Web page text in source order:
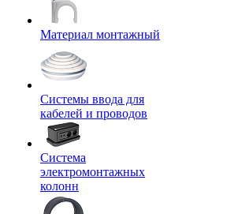
Материал монтажный
Системы ввода для
кабелей и проводов
Система
электромонтажных
колонн